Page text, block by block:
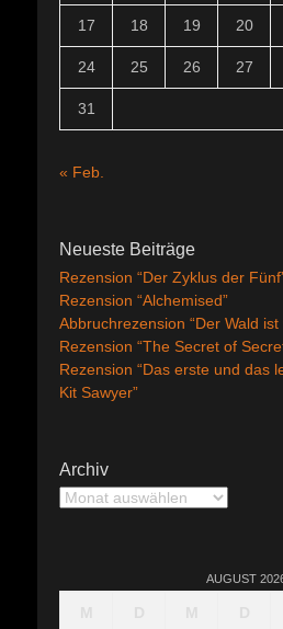
17 18 19 20
24 25 26 27
31
« Feb.
Neueste Beiträge
Rezension “Der Zyklus der
Rezension “Alchemised”
Abbruchrezension “Der Wald
Rezension “The Secret of
Rezension “Das erste und das
Kit Sawyer”
Archiv
Archiv
AUGUST